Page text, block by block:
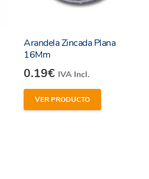
Arandela Zincada Plana
16Mm
0.19€ IVA Incl.
VER PRODUCTO